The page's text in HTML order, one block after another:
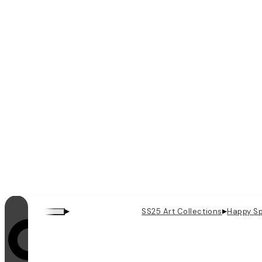
▸ SS25 Art Collections▸Happy